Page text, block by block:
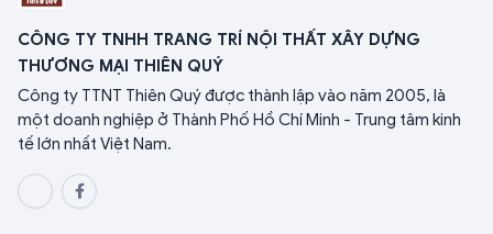
CÔNG TY TNHH TRANG TRÍ NỘI THẤT XÂY DỰNG
THƯƠNG MẠI THIÊN QUÝ
Công ty TTNT Thiên Quý được thành lập vào năm 2005, là
một doanh nghiệp ở Thành Phố Hồ Chí Minh - Trung tâm kinh
tế lớn nhất Việt Nam.